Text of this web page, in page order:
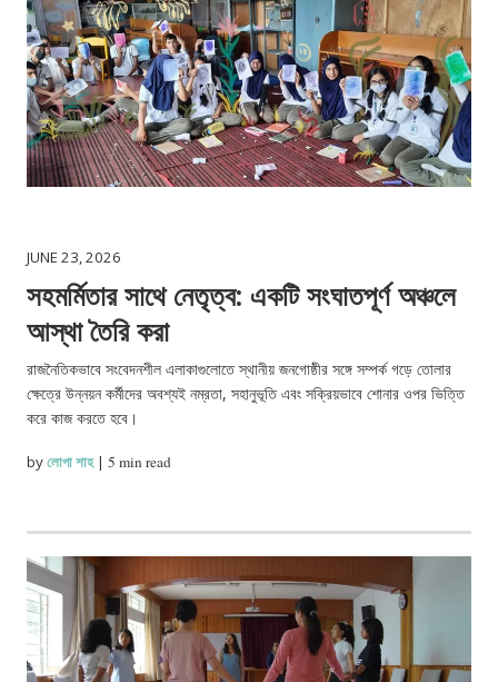
JUNE 23, 2026
সহমর্মিতার সাথে নেতৃত্ব: একটি সংঘাতপূর্ণ অঞ্চলে
আস্থা তৈরি করা
রাজনৈতিকভাবে সংবেদনশীল এলাকাগুলোতে স্থানীয় জনগোষ্ঠীর সঙ্গে সম্পর্ক গড়ে তোলার
ক্ষেত্রে উন্নয়ন কর্মীদের অবশ্যই নম্রতা, সহানুভূতি এবং সক্রিয়ভাবে শোনার ওপর ভিত্তি
করে কাজ করতে হবে।
byলোপা শাহ |5 min read